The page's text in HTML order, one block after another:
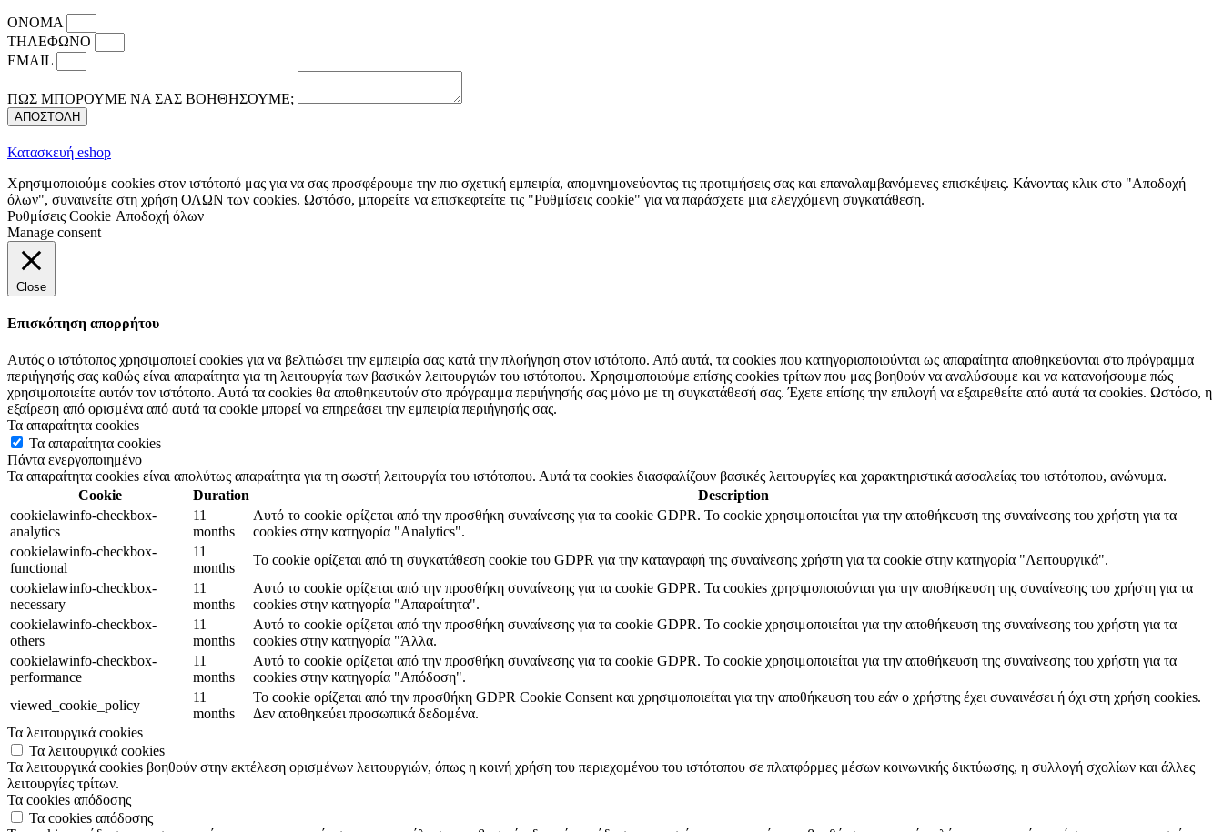
ΟΝΟΜΑ
ΤΗΛΕΦΩΝΟ
EMAIL
ΠΩΣ ΜΠΟΡΟΥΜΕ ΝΑ ΣΑΣ ΒΟΗΘΗΣΟΥΜΕ;
ΑΠΟΣΤΟΛΗ
Κατασκευή eshop
Χρησιμοποιούμε cookies στον ιστότοπό μας για να σας προσφέρουμε την πιο σχετική εμπειρία, απομνημονεύοντας τις προτιμήσεις σας και επαναλαμβανόμενες επισκέψεις. Κάνοντας κλικ στο "Αποδοχή
όλων", συναινείτε στη χρήση ΟΛΩΝ των cookies. Ωστόσο, μπορείτε να επισκεφτείτε τις "Ρυθμίσεις cookie" για να παράσχετε μια ελεγχόμενη συγκατάθεση.
Ρυθμίσεις Cookie Αποδοχή όλων
Manage consent
Close
Επισκόπηση απορρήτου
Αυτός ο ιστότοπος χρησιμοποιεί cookies για να βελτιώσει την εμπειρία σας κατά την πλοήγηση στον ιστότοπο. Από αυτά, τα cookies που κατηγοριοποιούνται ως απαραίτητα αποθηκεύονται στο πρόγραμμα
περιήγησής σας καθώς είναι απαραίτητα για τη λειτουργία των βασικών λειτουργιών του ιστότοπου. Χρησιμοποιούμε επίσης cookies τρίτων που μας βοηθούν να αναλύσουμε και να κατανοήσουμε πώς
χρησιμοποιείτε αυτόν τον ιστότοπο. Αυτά τα cookies θα αποθηκευτούν στο πρόγραμμα περιήγησής σας μόνο με τη συγκατάθεσή σας. Έχετε επίσης την επιλογή να εξαιρεθείτε από αυτά τα cookies. Ωστόσο, η
εξαίρεση από ορισμένα από αυτά τα cookie μπορεί να επηρεάσει την εμπειρία περιήγησής σας.
Τα απαραίτητα cookies
Τα απαραίτητα cookies
Πάντα ενεργοποιημένο
Τα απαραίτητα cookies είναι απολύτως απαραίτητα για τη σωστή λειτουργία του ιστότοπου. Αυτά τα cookies διασφαλίζουν βασικές λειτουργίες και χαρακτηριστικά ασφαλείας του ιστότοπου, ανώνυμα.
Cookie
Duration
Description
cookielawinfo-checkbox-
analytics
11
months
Αυτό το cookie ορίζεται από την προσθήκη συναίνεσης για τα cookie GDPR. Το cookie χρησιμοποιείται για την αποθήκευση της συναίνεσης του χρήστη για τα
cookies στην κατηγορία "Analytics".
cookielawinfo-checkbox-
functional
11
months
Το cookie ορίζεται από τη συγκατάθεση cookie του GDPR για την καταγραφή της συναίνεσης χρήστη για τα cookie στην κατηγορία "Λειτουργικά".
cookielawinfo-checkbox-
necessary
11
months
Αυτό το cookie ορίζεται από την προσθήκη συναίνεσης για τα cookie GDPR. Τα cookies χρησιμοποιούνται για την αποθήκευση της συναίνεσης του χρήστη για τα
cookies στην κατηγορία "Απαραίτητα".
cookielawinfo-checkbox-
others
11
months
Αυτό το cookie ορίζεται από την προσθήκη συναίνεσης για τα cookie GDPR. Το cookie χρησιμοποιείται για την αποθήκευση της συναίνεσης του χρήστη για τα
cookies στην κατηγορία "Άλλα.
cookielawinfo-checkbox-
performance
11
months
Αυτό το cookie ορίζεται από την προσθήκη συναίνεσης για τα cookie GDPR. Το cookie χρησιμοποιείται για την αποθήκευση της συναίνεσης του χρήστη για τα
cookies στην κατηγορία "Απόδοση".
viewed_cookie_policy
11
months
Το cookie ορίζεται από την προσθήκη GDPR Cookie Consent και χρησιμοποιείται για την αποθήκευση του εάν ο χρήστης έχει συναινέσει ή όχι στη χρήση cookies.
Δεν αποθηκεύει προσωπικά δεδομένα.
Τα λειτουργικά cookies
Τα λειτουργικά cookies
Τα λειτουργικά cookies βοηθούν στην εκτέλεση ορισμένων λειτουργιών, όπως η κοινή χρήση του περιεχομένου του ιστότοπου σε πλατφόρμες μέσων κοινωνικής δικτύωσης, η συλλογή σχολίων και άλλες
λειτουργίες τρίτων.
Τα cookies απόδοσης
Τα cookies απόδοσης